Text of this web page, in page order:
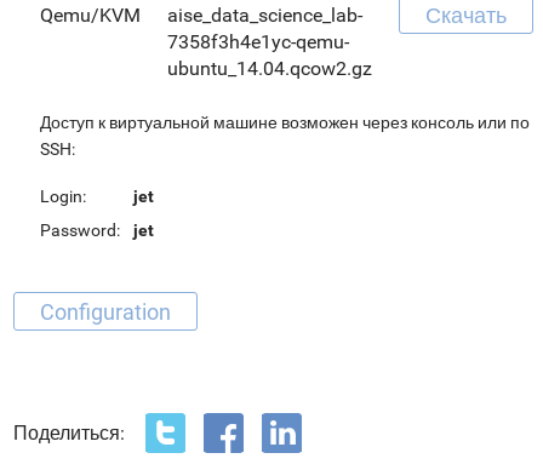
Qemu/KVM
aise_data_science_lab-
7358f3h4e1yc-qemu-
ubuntu_14.04.qcow2.gz
Скачать
Доступ к виртуальной машине возможен через консоль или по
SSH:
Login:
jet
Password:
jet
Configuration
Поделиться: